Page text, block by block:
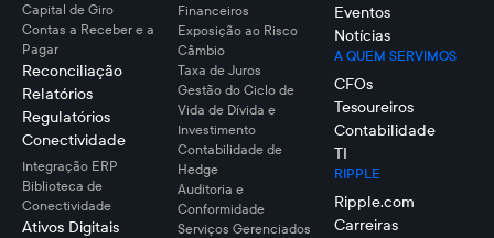
Capital de Giro
Contas a Receber e a
Pagar
Reconciliação
Relatórios
Regulatórios
Conectividade
Integração ERP
Biblioteca de
Conectividade
Ativos Digitais
Financeiros
Exposição ao Risco
Câmbio
Taxa de Juros
Gestão do Ciclo de
Vida de Dívida e
Investimento
Contabilidade de
Hedge
Auditoria e
Conformidade
Serviços Gerenciados
Eventos
Notícias
A QUEM SERVIMOS
CFOs
Tesoureiros
Contabilidade
TI
RIPPLE
Ripple.com
Carreiras